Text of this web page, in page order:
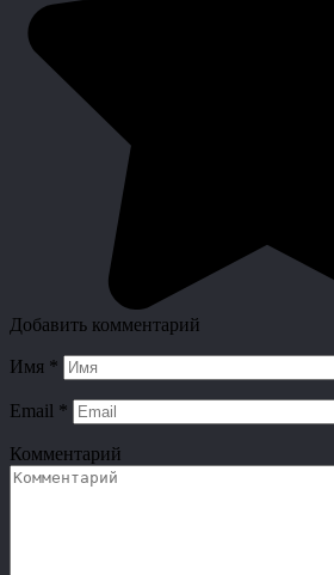
Добавить комментарий
Имя *
Email *
Комментарий